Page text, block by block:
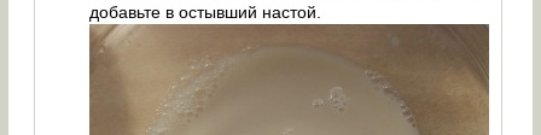
добавьте в остывший настой.